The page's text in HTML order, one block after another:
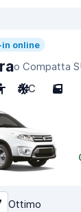
online
o Compatta
A/C 5
Ottimo